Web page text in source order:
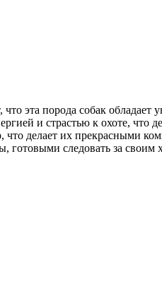
эта порода собак
и страстью к охоте, что
делает их прекрасными
следовать за